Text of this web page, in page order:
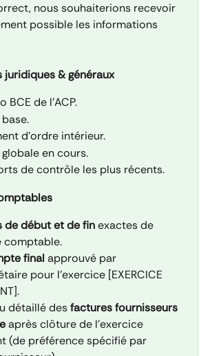
nous souhaiterions recevoir
possible les informations
juridiques & généraux
BCE de l'ACP.
d'ordre intérieur.
en cours.
de contrôle les plus récents.
de début et de fin exactes de
comptable.
final approuvé par
pour l'exercice [EXERCICE
détaillé des factures fournisseurs
après clôture de l'exercice
(de préférence spécifié par